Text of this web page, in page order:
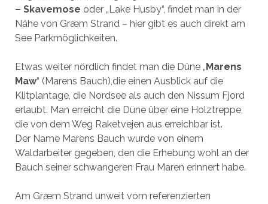
– Skavemose oder „Lake Husby“, findet man in der
Nähe von Græm Strand – hier gibt es auch direkt am
See Parkmöglichkeiten.
Etwas weiter nördlich findet man die Düne „Marens
Maw“ (Marens Bauch),die einen Ausblick auf die
Klitplantage, die Nordsee als auch den Nissum Fjord
erlaubt. Man erreicht die Düne über eine Holztreppe,
die von dem Weg Raketvejen aus erreichbar ist.
Der Name Marens Bauch wurde von einem
Waldarbeiter gegeben, den die Erhebung wohl an der
Bauch seiner schwangeren Frau Maren erinnert habe.
Am Græm Strand unweit vom referenzierten